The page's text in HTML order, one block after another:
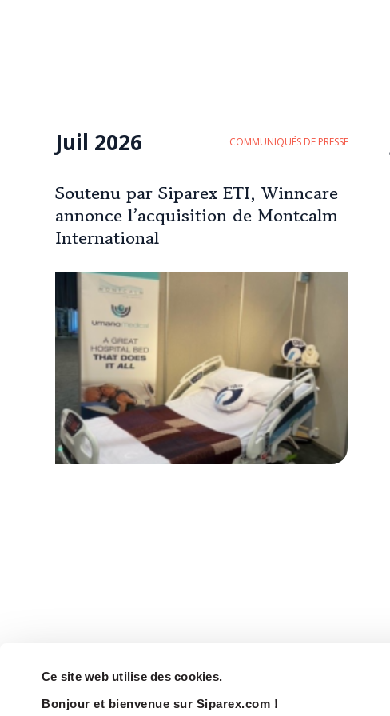
Ce site web utilise des cookies.
Bonjour et bienvenue sur Siparex.com !
Juil 2026 COMMUNIQUÉS DE PRESSE
Soutenu par Siparex ETI, Winncare
annonce l’acquisition de Montcalm
International